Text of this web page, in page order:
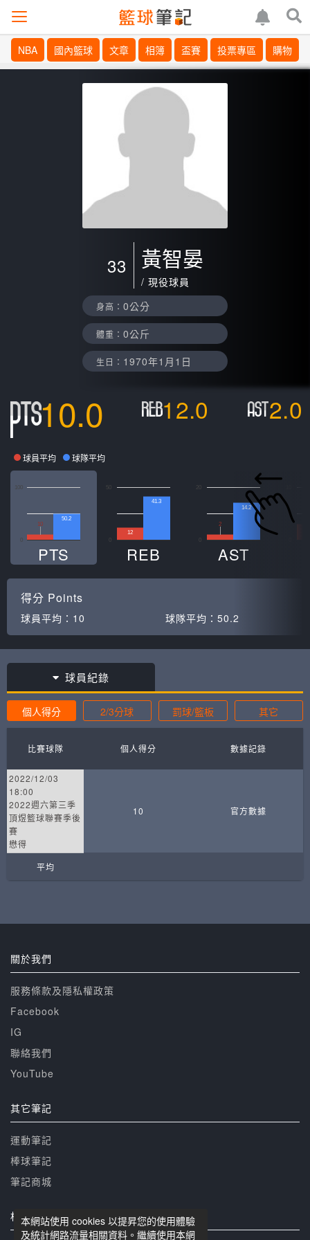
NBA 國內籃球 文章 相簿 盃賽 投票專區 購物
33 黃智晏
/ 現役球員
身高： 0公分
體重： 0公斤
生日： 1970年1月1日
10.0 12.0 2.0
球員平均 球隊平均
10
50.2
PTS
50
12
41.3
REB
20
2
14.2
AST
得分 Points
球員平均： 10 球隊平均： 50.2
球員紀錄
個人得分 2/3分球 罰球/籃板 其它
比賽球隊 個人得分 數據記錄
2022/12/03
18:00
2022週六第三季
頂煜籃球聯賽季後
賽
懋得
10 官方數據
平均
本網站使用 cookies 以提昇您的使用體驗
及統計網路流量相關資料。繼續使用本網
關於我們
服務條款及隱私權政策
Facebook
IG
聯絡我們
YouTube
其它筆記
運動筆記
棒球筆記
筆記商城
相關網站